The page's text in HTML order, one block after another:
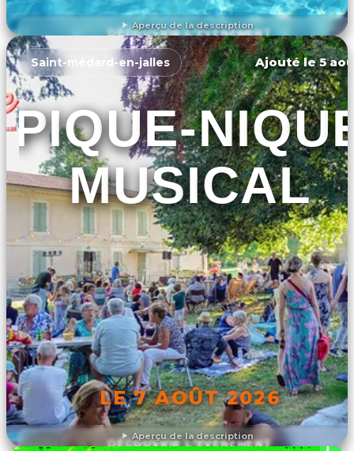
Aperçu de la description
DÉCOUVRIR L'ÉVÉNEMENT
Aperçu de la description
Saint-médard-en-jalles Ajouté le 5
PIQUE-
MUSICAL
LE 7 AOÛT 2026
DÉCOUVRIR L'ÉVÉNEMENT